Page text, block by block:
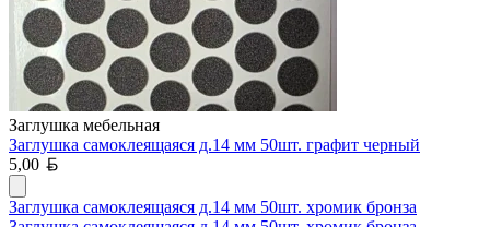
Заглушка мебельная
Заглушка самоклеящаяся д.14 мм 50шт. графит черный
5,00
Заглушка самоклеящаяся д.14 мм 50шт. хромик бронза